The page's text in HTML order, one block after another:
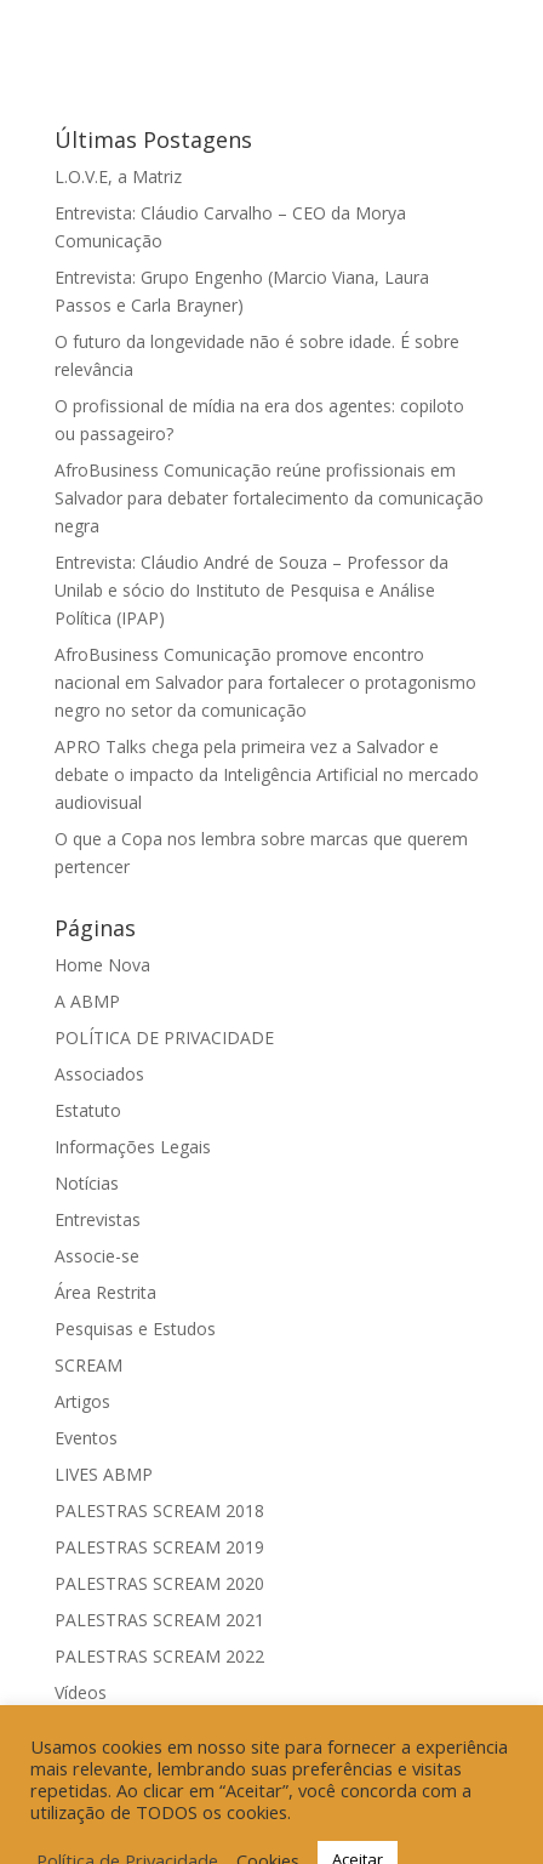
Últimas Postagens
L.O.V.E, a Matriz
Entrevista: Cláudio Carvalho – CEO da Morya
Comunicação
Entrevista: Grupo Engenho (Marcio Viana, Laura
Passos e Carla Brayner)
O futuro da longevidade não é sobre idade. É sobre
relevância
O profissional de mídia na era dos agentes: copiloto
ou passageiro?
AfroBusiness Comunicação reúne profissionais em
Salvador para debater fortalecimento da comunicação
negra
Entrevista: Cláudio André de Souza – Professor da
Unilab e sócio do Instituto de Pesquisa e Análise
Política (IPAP)
AfroBusiness Comunicação promove encontro
nacional em Salvador para fortalecer o protagonismo
negro no setor da comunicação
APRO Talks chega pela primeira vez a Salvador e
debate o impacto da Inteligência Artificial no mercado
audiovisual
O que a Copa nos lembra sobre marcas que querem
pertencer
Páginas
Home Nova
A ABMP
POLÍTICA DE PRIVACIDADE
Associados
Estatuto
Informações Legais
Notícias
Entrevistas
Associe-se
Área Restrita
Pesquisas e Estudos
SCREAM
Artigos
Eventos
LIVES ABMP
PALESTRAS SCREAM 2018
PALESTRAS SCREAM 2019
PALESTRAS SCREAM 2020
PALESTRAS SCREAM 2021
PALESTRAS SCREAM 2022
Vídeos
Geração de Resultados & Eficiência Publicitária
Usamos cookies em nosso site para fornecer a experiência
mais relevante, lembrando suas preferências e visitas
repetidas. Ao clicar em “Aceitar”, você concorda com a
utilização de TODOS os cookies.
Aceitar